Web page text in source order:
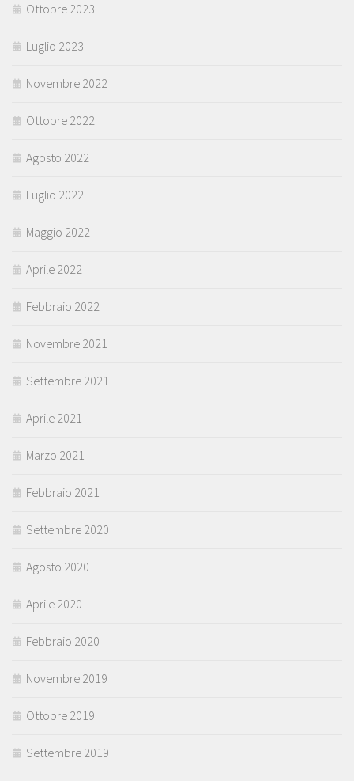
Ottobre 2023
Luglio 2023
Novembre 2022
Ottobre 2022
Agosto 2022
Luglio 2022
Maggio 2022
Aprile 2022
Febbraio 2022
Novembre 2021
Settembre 2021
Aprile 2021
Marzo 2021
Febbraio 2021
Settembre 2020
Agosto 2020
Aprile 2020
Febbraio 2020
Novembre 2019
Ottobre 2019
Settembre 2019